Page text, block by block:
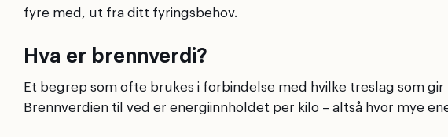
fyre med, ut fra ditt fyringsbehov.
Hva er brennverdi?
Et begrep som ofte brukes i forbindelse med hvilke treslag som
Brennverdien til ved er energiinnholdet per kilo – altså hvor mye